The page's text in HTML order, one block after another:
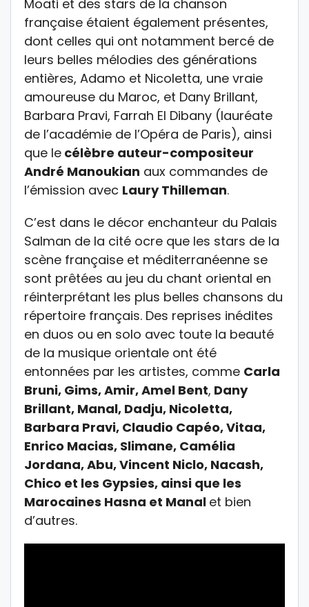
Moati et des stars de la chanson
française étaient également présentes,
dont celles qui ont notamment bercé de
leurs belles mélodies des générations
entières, Adamo et Nicoletta, une vraie
amoureuse du Maroc, et Dany Brillant,
Barbara Pravi, Farrah El Dibany (lauréate
de l’académie de l’Opéra de Paris), ainsi
que le célèbre auteur-compositeur
André Manoukian aux commandes de
l’émission avec Laury Thilleman.
C’est dans le décor enchanteur du Palais
Salman de la cité ocre que les stars de la
scène française et méditerranéenne se
sont prêtées au jeu du chant oriental en
réinterprétant les plus belles chansons du
répertoire français. Des reprises inédites
en duos ou en solo avec toute la beauté
de la musique orientale ont été
entonnées par les artistes, comme Carla
Bruni, Gims, Amir, Amel Bent, Dany
Brillant, Manal, Dadju, Nicoletta,
Barbara Pravi, Claudio Capéo, Vitaa,
Enrico Macias, Slimane, Camélia
Jordana, Abu, Vincent Niclo, Nacash,
Chico et les Gypsies, ainsi que les
Marocaines Hasna et Manal et bien
d’autres.